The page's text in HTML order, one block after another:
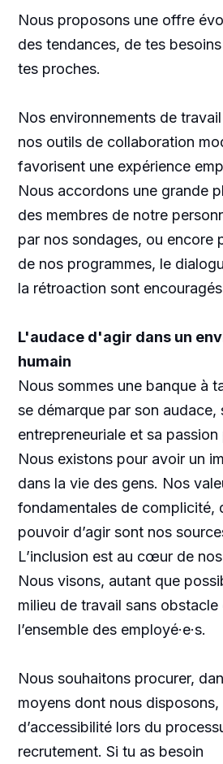
Nous proposons une offre
des tendances, de tes
tes proches.
Nos environnements de
nos outils de collaboration
favorisent une expérience
Nous accordons une grande
des membres de notre
par nos sondages, ou encore
de nos programmes, le
la rétroaction sont
L'audace d'agir dans un
humain
Nous sommes une banque à
se démarque par son audace,
entrepreneuriale et sa passion
Nous existons pour avoir un
dans la vie des gens. Nos
fondamentales de complicité,
pouvoir d’agir sont nos
L’inclusion est au cœur de
Nous visons, autant que
milieu de travail sans
l’ensemble des employé·e·s.
Nous souhaitons procurer,
moyens dont nous disposons,
d’accessibilité lors du
recrutement. Si tu as besoin